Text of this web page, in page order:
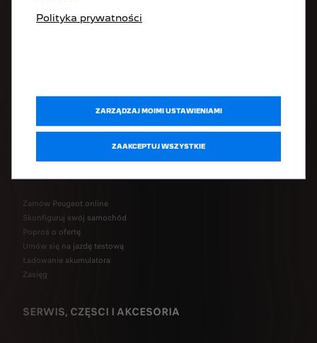
Kombi
Samochody adaptowane
SZYBKI DOSTĘP
Zamów Peugeot online
Skonfiguruj swój samochód
Poproś o ofertę
Umów się na jazdę testową
Ładowanie akumulatora
Zasięg
SERWIS, CZĘSCI I AKCESORIA
Polityka prywatności
ZARZĄDZAJ MOIMI USTAWIENIAMI
ZAAKCEPTUJ WSZYSTKIE